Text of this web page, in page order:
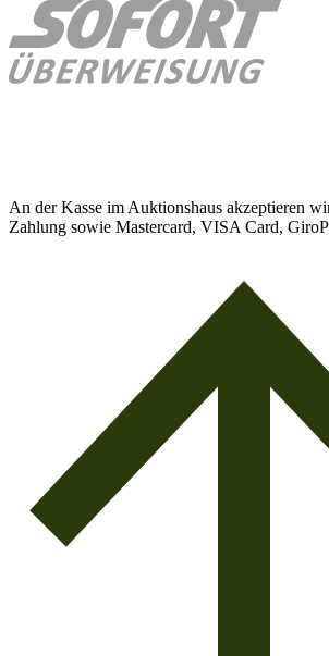
An der Kasse im Auktionshaus akzeptieren
Zahlung sowie Mastercard, VISA Card,